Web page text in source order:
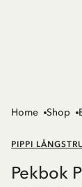
Home Shop
PIPPI
Pekbok